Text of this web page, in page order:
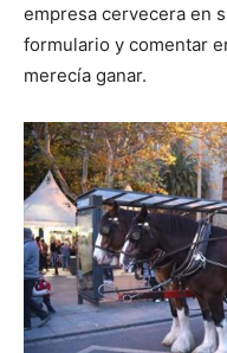
empresa cervecera en
formulario y comentar
merecía ganar.